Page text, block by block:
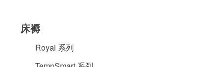
床褥保護套
床褥
Royal 系列